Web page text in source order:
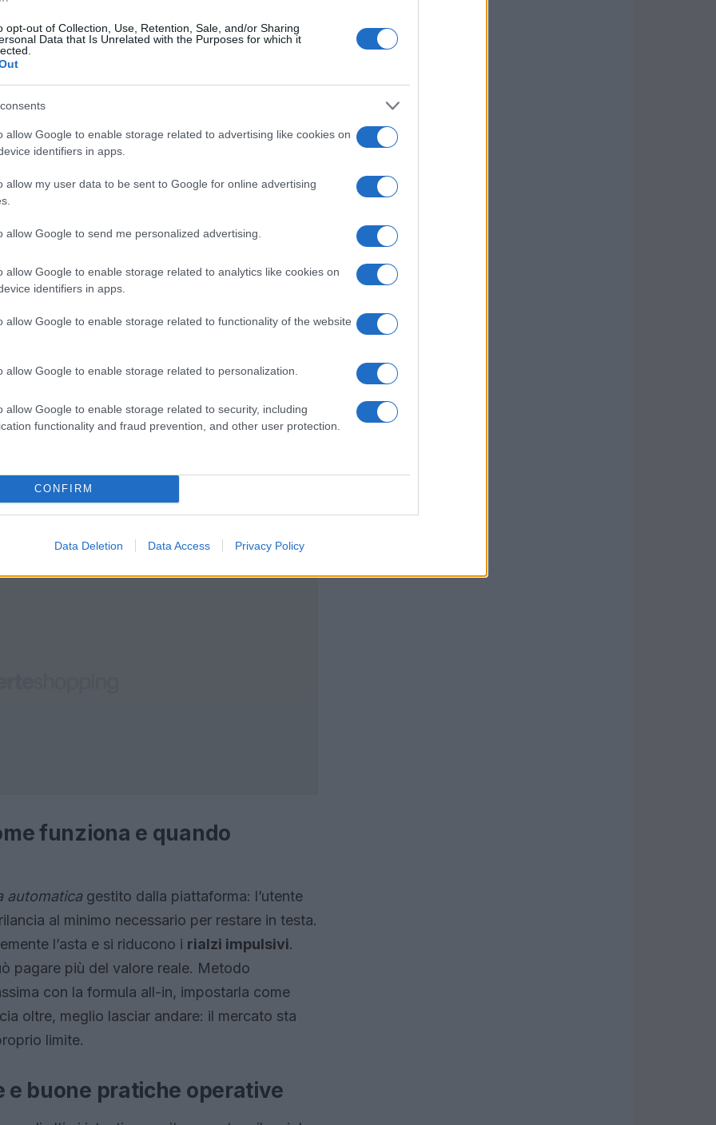
opt-out of Collection, Use, Retention, Sale, and/or Sharing
Data that Is Unrelated with the Purposes for which it
allow Google to enable storage related to advertising like cookies on
identifiers in apps.
allow my user data to be sent to Google for online advertising
allow Google to send me personalized advertising.
allow Google to enable storage related to analytics like cookies on
identifiers in apps.
allow Google to enable storage related to functionality of the website
allow Google to enable storage related to personalization.
allow Google to enable storage related to security, including
functionality and fraud prevention, and other user protection.
CONFIRM
Data Deletion Data Access Privacy Policy
Il costo reale è l’all-insomma di offerta
La regola d’oro: fissare prima il
Formula base:
Offerta) + Imposte
target all-in e ricalcolare l’offerta affinché,
Valore
€ 120,00
10%
risolve al contrario:
Offerta = (Target all-in −
÷ (1 + Commissioni %)
÷ 1,10 ≈ 97,3. Copiare la tabella e
mantenere disciplina e di non farsi trascinare
funziona e quando
automaticagestito dalla piattaforma: l’utente
al minimo necessario per restare in testa.
l’asta e si riducono i rialzi impulsivi.
pagare più del valore reale. Metodo
con la formula all-in, impostarla come
oltre, meglio lasciar andare: il mercato sta
limite.
e buone pratiche operative